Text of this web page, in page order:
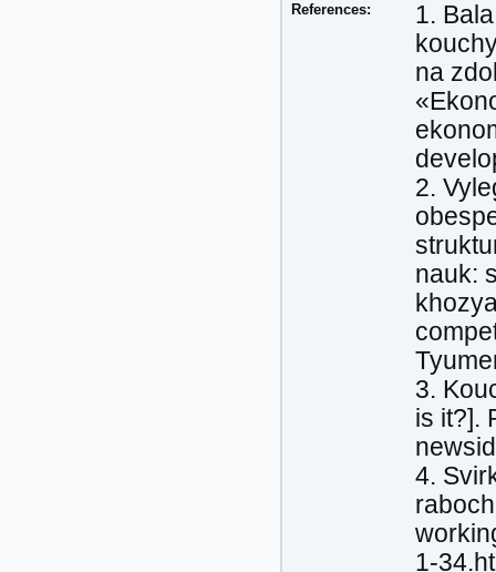
References:
1.
na
2.
nauk:
3.
is it?].
4.
1-